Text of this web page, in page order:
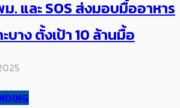
. และ SOS ส่งมอบมื้ออาหาร
บาง ตั้งเป้า 10 ล้านมื้อ